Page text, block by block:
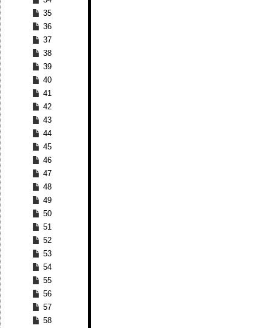
35
36
37
38
39
40
41
42
43
44
45
46
47
48
49
50
51
52
53
54
55
56
57
58